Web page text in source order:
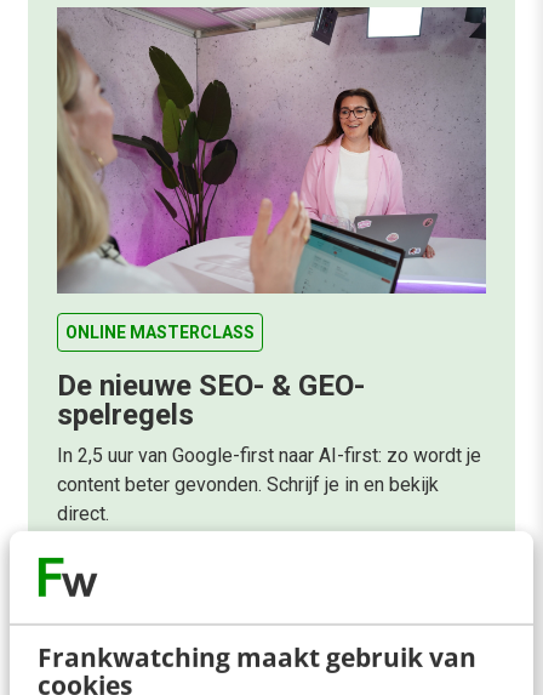
Frankwatching maakt gebruik van
cookies
ONLINE MASTERCLASS
De nieuwe SEO- & GEO-
spelregels
In 2,5 uur van Google-first naar AI-first: zo wordt je
content beter gevonden. Schrijf je in en bekijk
direct.
Meer weten